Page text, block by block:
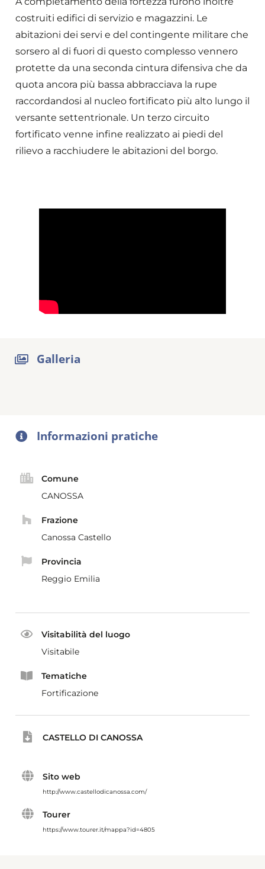
costruiti edifici di servizio e magazzini. Le
abitazioni dei servi e del contingente militare che
sorsero al di fuori di questo complesso vennero
protette da una seconda cintura difensiva che da
quota ancora più bassa abbracciava la rupe
raccordandosi al nucleo fortificato più alto lungo il
versante settentrionale. Un terzo circuito
fortificato venne infine realizzato ai piedi del
rilievo a racchiudere le abitazioni del borgo.
Galleria
Informazioni pratiche
Comune
CANOSSA
Frazione
Canossa Castello
Provincia
Reggio Emilia
Visitabilità del luogo
Visitabile
Tematiche
Fortificazione
CASTELLO DI CANOSSA
Sito web
http://www.castellodicanossa.com/
Tourer
https://www.tourer.it/mappa?id=4805